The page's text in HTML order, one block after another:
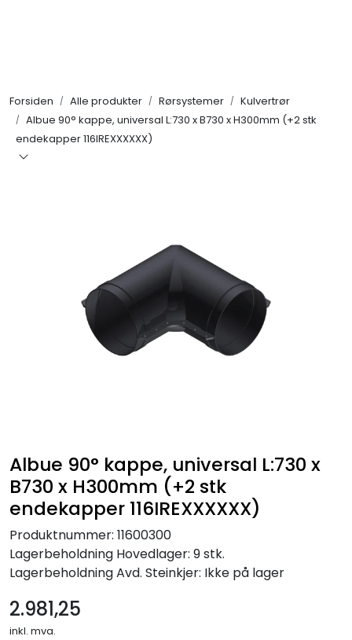
Forsiden Alle produkter Rørsystemer
Kulvertrør
Albue 90° kappe, universal L:730 x B730 x H300mm (+2 stk
endekapper 116IREXXXXXX)
Albue 90° kappe, universal L:730 x
B730 x H300mm (+2 stk
endekapper 116IREXXXXXX)
Produktnummer: 11600300
Lagerbeholdning Hovedlager: 9 stk.
LagerbeholdningAvd. Steinkjer: Ikke på lager
2.981,25
inkl. mva.
KAMPANJER
Kontakt Oss
Be om tilbud